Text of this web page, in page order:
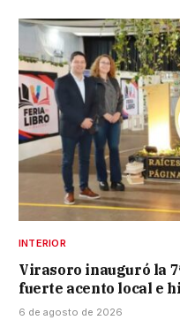
INTERIOR
Virasoro inauguró la
fuerte acento local e
6 de agosto de 2026